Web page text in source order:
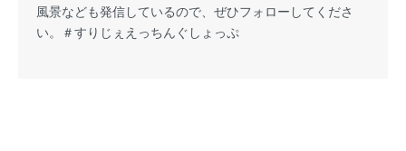
風景なども発信しているので、ぜひフォローしてくださ
い。
＃すりじぇえっちんぐしょっぷ